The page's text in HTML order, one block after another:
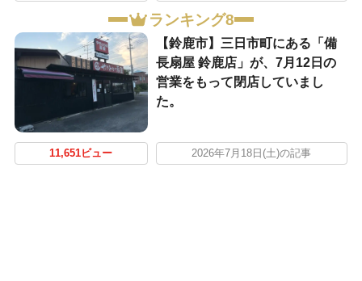
ランキング8
【鈴鹿市】三日市町にある「備
長扇屋 鈴鹿店」が、7月12日の
営業をもって閉店していまし
た。
11,651ビュー 2026年7月18日(土)の記事